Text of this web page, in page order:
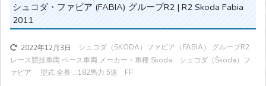
シュコダ・ファビア (FABIA) グループR2 | R2 Skoda Fabia
2011
2022年12月3日
シュコダ（SKODA）ファビア（FABIA） グループR2
レース競技車両 ベース車両 メーカー・車種 Skoda シュコダ（Škoda）フ
ァビア 型式 全長 ...182馬力 5速 FF